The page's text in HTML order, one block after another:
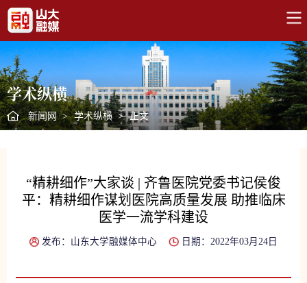
学术纵横
新闻网 > 学术纵横 > 正文
“精耕细作”大家谈 | 齐鲁医院党委书记侯俊
平：精耕细作谋划医院高质量发展 助推临床
医学一流学科建设
发布：山东大学融媒体中心 日期：2022年03月24日